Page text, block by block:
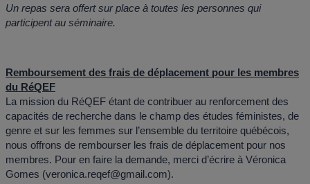
Un repas sera offert sur place à toutes les personnes qui
participent au séminaire.
Remboursement des frais de déplacement pour les membres
du RéQEF
La mission du RéQEF étant de contribuer au renforcement des
capacités de recherche dans le champ des études féministes, de
genre et sur les femmes sur l’ensemble du territoire québécois,
nous offrons de rembourser les frais de déplacement pour nos
membres. Pour en faire la demande, merci d’écrire à Véronica
Gomes (veronica.reqef@gmail.com).